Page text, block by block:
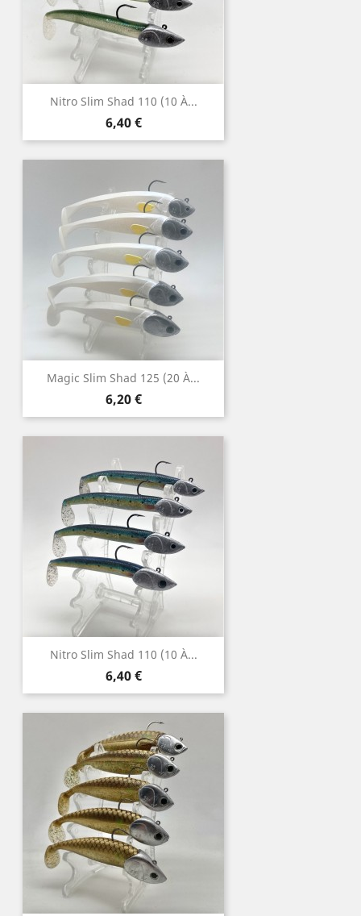
Nitro Slim Shad 110 (10 À...
Prix
6,40 €
Magic Slim Shad 125 (20 À...
Prix
6,20 €
Nitro Slim Shad 110 (10 À...
Prix
6,40 €